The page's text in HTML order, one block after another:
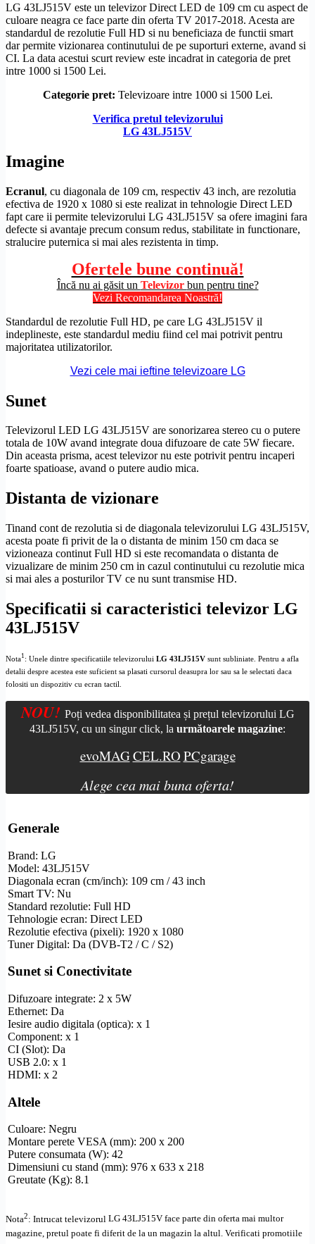
LG 43LJ515V este un televizorDirect LED de 109 cm cu aspect de
culoare neagra ce face parte din oferta TV 2017-2018. Acesta are
standardul de rezolutie Full HD si nu beneficiaza de functii smart
dar permite vizionarea continutului de pe suporturi externe, avand si
CI. La data acestui scurt review este incadrat in categoria de pret
intre 1000 si 1500 Lei.
Categorie pret: Televizoare intre 1000 si 1500 Lei.
Verifica pretul televizorului
LG 43LJ515V
Imagine
Ecranul, cu diagonala de 109 cm, respectiv 43 inch, are rezolutia
efectiva de 1920 x 1080 si este realizat in tehnologie Direct LED
fapt care ii permite televizorului LG 43LJ515V sa ofere imagini fara
defecte si avantaje precum consum redus, stabilitate in functionare,
stralucire puternica si mai ales rezistenta in timp.
Ofertele bune continuă!
Încă nu ai găsit un Televizor bun pentru tine?
Vezi Recomandarea Noastră!
Standardul de rezolutie Full HD, pe care LG 43LJ515V il
indeplineste, este standardul mediu fiind cel mai potrivit pentru
majoritatea utilizatorilor.
Vezi cele mai ieftine televizoare LG
Sunet
Televizorul LED LG 43LJ515V are sonorizarea stereo cu o putere
totala de 10W avand integrate doua difuzoare de cate 5W fiecare.
Din aceasta prisma, acest televizor nu este potrivit pentru incaperi
foarte spatioase, avand o putere audio mica.
Distanta de vizionare
Tinand cont de rezolutia si de diagonala televizorului LG 43LJ515V,
acesta poate fi privit de la o distanta de minim 150 cm daca se
vizioneaza continut Full HD si este recomandata o distanta de
vizualizare de minim 250 cm in cazul continutului cu rezolutie mica
si mai ales a posturilor TV ce nu sunt transmise HD.
Specificatii si caracteristici televizor LG
43LJ515V
Nota1 : Unele dintre specificatiile televizorului LG 43LJ515V sunt subliniate. Pentru a afla
detalii despre acestea este suficient sa plasati cursorul deasupra lor sau sa le selectati daca
folositi un dispozitiv cu ecran tactil.
NOU! Poți vedea disponibilitatea și prețul televizorului LG
43LJ515V, cu un singur click, la următoarele magazine:
evoMAGCEL.RO PCgarage
Alege cea mai buna oferta!
Generale
Brand: LG
Model: 43LJ515V
Diagonala ecran (cm/inch): 109 cm / 43 inch
Smart TV: Nu
Standard rezolutie: Full HD
Tehnologie ecran: Direct LED
Rezolutie efectiva (pixeli): 1920 x 1080
Tuner Digital: Da (DVB-T2 / C / S2)
Sunet si Conectivitate
Difuzoare integrate: 2 x 5W
Ethernet: Da
Iesire audio digitala (optica): x 1
Component: x 1
CI (Slot): Da
USB 2.0: x 1
HDMI: x 2
Altele
Culoare: Negru
Montare perete VESA (mm): 200 x 200
Putere consumata (W): 42
Dimensiuni cu stand (mm): 976 x 633 x 218
Greutate (Kg): 8.1
Nota2: Intrucat televizorul LG 43LJ515V face parte din oferta mai multor
magazine, pretul poate fi diferit de la un magazin la altul . Verificati promotiile